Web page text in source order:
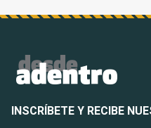
INSCRÍBETE Y RECIBE